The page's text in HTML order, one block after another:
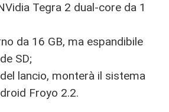
Tegra 2 dual-core da 1
da 16 GB, ma espandibile
SD;
lancio, monterà il sistema
Froyo 2.2.